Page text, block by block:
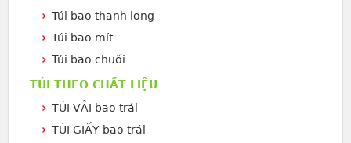
Túi bao thanh long
Túi bao mít
Túi bao chuối
TÚI THEO CHẤT LIỆU
TÚI VẢI bao trái
TÚI GIẤY bao trái